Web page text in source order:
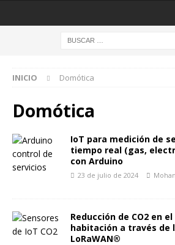
INICIO Domótica
Domótica
IoT para medición de
tiempo real (gas,
con Arduino
23 de julio de 2024
Reducción de CO2 en
habitación a través de
LoRaWAN®